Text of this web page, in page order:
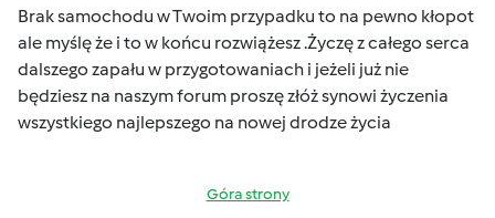
Brak samochodu w Twoim przypadku to na pewno kłopot
ale myślę że i to w końcu rozwiążesz .Życzę z całego serca
dalszego zapału w przygotowaniach i jeżeli już nie
będziesz na naszym forum proszę złóż synowi życzenia
wszystkiego najlepszego na nowej drodze życia
Góra strony